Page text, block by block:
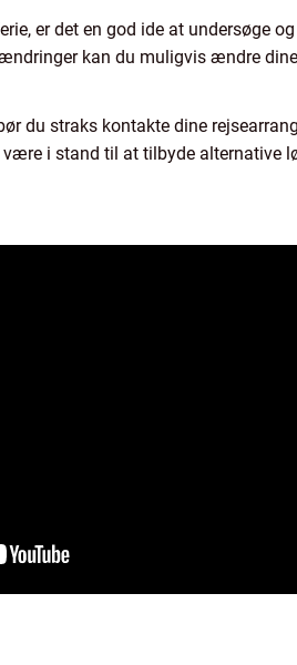
er det en god ide at undersøge
kan du muligvis ændre
du straks kontakte dine
i stand til at tilbyde alternative